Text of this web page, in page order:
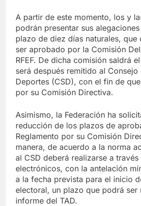
A partir de este momento, los y
podrán presentar sus
plazo de diez días naturales, que
ser aprobado por la Comisión
RFEF. De dicha comisión saldrá
será después remitido al Consejo
Deportes (CSD), con el fin de
por su Comisión Directiva.
Asimismo, la Federación ha
reducción de los plazos de
Reglamento por su Comisión
manera, de acuerdo a la norma
al CSD deberá realizarse a
electrónicos, con la antelación
a la fecha prevista para el inicio
electoral, un plazo que podrá
informe del TAD.